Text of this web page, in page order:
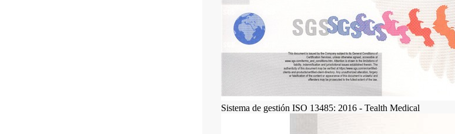
Sistema de gestión ISO 13485: 2016 - Tealth Medical